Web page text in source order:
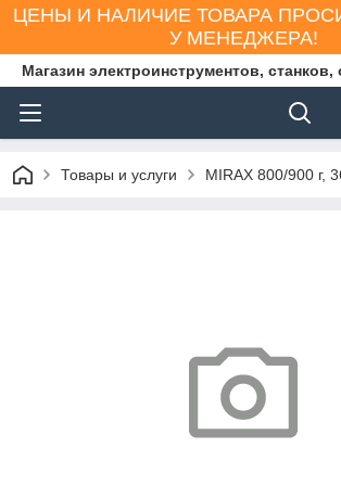
ЦЕНЫ И НАЛИЧИЕ ТОВАРА
У МЕНЕДЖЕРА!
Магазин электроинструментов,
Товары и услуги MIRAX 800/900 г,